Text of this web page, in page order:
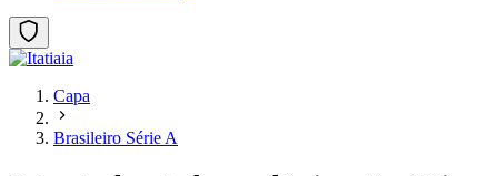
Capa
Brasileiro Série A